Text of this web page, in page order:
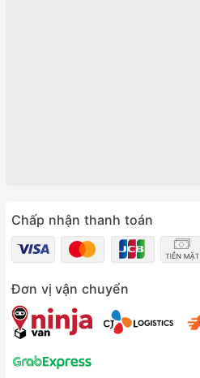
Chấp nhận thanh toán
Đơn vị vận chuyển